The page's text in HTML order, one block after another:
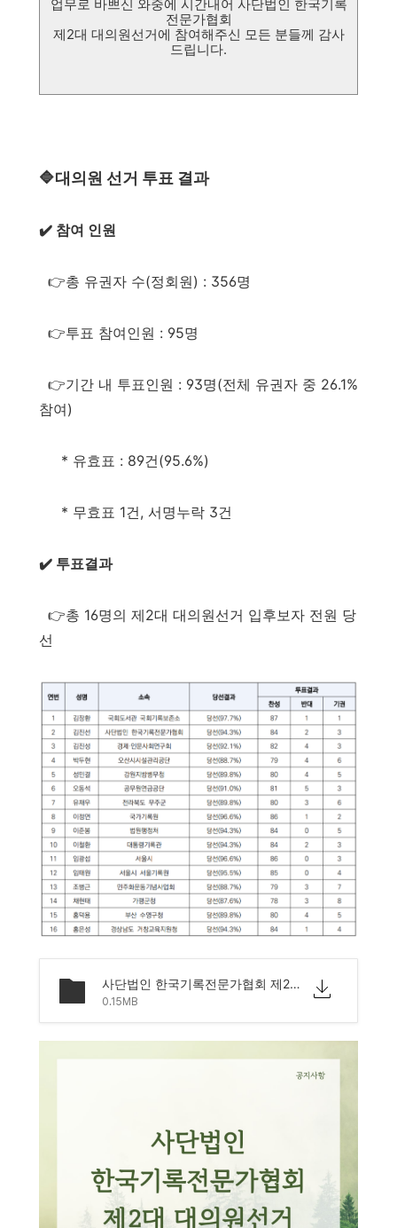
업무로 바쁘신 와중에 시간내어 사단법인 한국기록
전문가협회
제2대 대의원선거에 참여해주신 모든 분들께 감사
드립니다.
🔷대의원 선거 투표 결과
✔️ 참여 인원
👉총 유권자 수(정회원) : 356명
👉투표 참여인원 : 95명
👉기간 내 투표인원 : 93명(전체 유권자 중 26.1%
참여)
* 유효표 : 89건(95.6%)
* 무효표 1건, 서명누락 3건
✔️ 투표결과
👉총 16명의 제2대 대의원선거 입후보자 전원 당
선
사단법인 한국기록전문가협회 제2대 대의원선거 결과 안내.pdf
0.15MB